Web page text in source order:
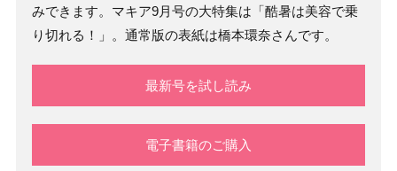
みできます。マキア9月号の大特集は「酷暑は美容で乗
り切れる！」。通常版の表紙は橋本環奈さんです。
最新号を試し読み
電子書籍のご購入